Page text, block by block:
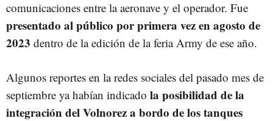
comunicaciones entre la aeronave y el operador. Fue
presentado al público por primera vez en agosto de
2023 dentro de la edición de la feria Army de ese año.
Algunos reportes en la redes sociales del pasado mes de
septiembre ya habían indicado la posibilidad de la
integración del Volnorez a bordo de los tanques